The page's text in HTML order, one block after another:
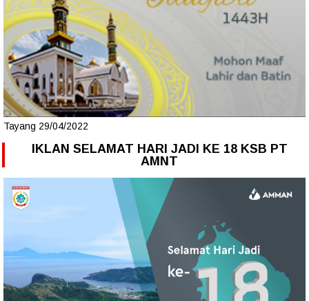
Tayang 29/04/2022
IKLAN SELAMAT HARI JADI KE 18 KSB PT
AMNT